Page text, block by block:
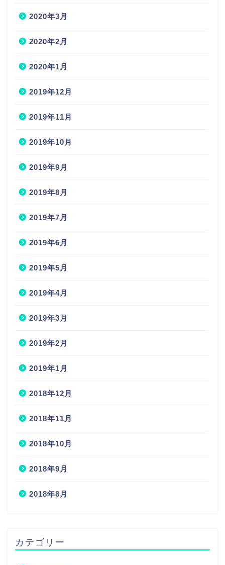
2020年3月
2020年2月
2020年1月
2019年12月
2019年11月
2019年10月
2019年9月
2019年8月
2019年7月
2019年6月
2019年5月
2019年4月
2019年3月
2019年2月
2019年1月
2018年12月
2018年11月
2018年10月
2018年9月
2018年8月
カテゴリー